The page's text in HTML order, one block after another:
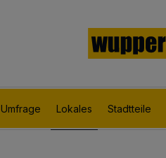
Umfrage Lokales Stadtteile